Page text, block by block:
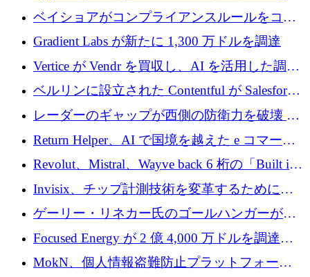
たらすために 450 万ユーロを調達
ベイショアがコンプライアンスルールをコー
ド化するために800万ドルを調達
Gradient Labs が新たに 1,300 万ドルを調達
Vertice が Vendr を買収し、AI を活用した調達
インテリジェンス プラットフォームを構築
ベルリンに設立された Contentful が Salesforce
に買収される
レーダーのギャップが西側の防衛力を破壊 —
そしてベルリンのチップスタートアップがそ
れを埋める
Return Helper、AI で国境を越えた e コマース
の返品を利益に変えるシリーズ A で 400 万ド
ルを調達
Revolut、Mistral、Wayve back 6 桁の「Built in
Europe」キャンペーン
Invisix、チップ計測技術を変革するために
2,000 万ユーロのシードラウンドを完了
ゲーリー・リネカー氏のゴールハンガーがVC
事業を開始
Focused Energy が 2 億 4,000 万ドルを調達、
TrueLayer が In3 を買収、ロンドンが首位の座
MokN、個人情報盗難防止プラットフォーム